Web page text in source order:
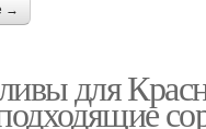
→
для